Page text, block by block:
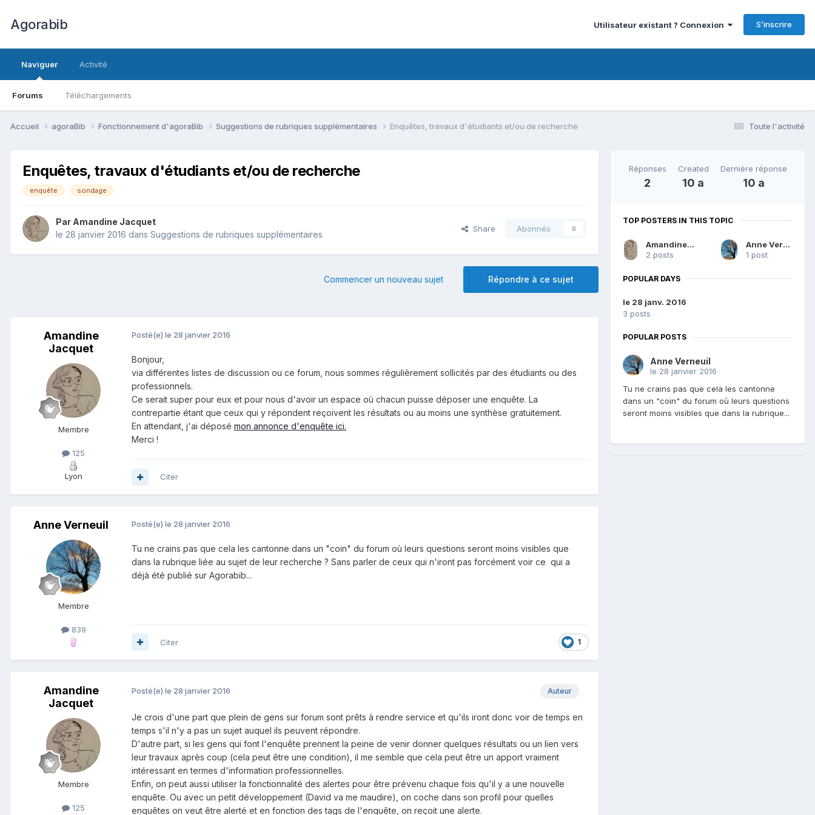
Agorabib Utilisateur existant ? Connexion S’inscrire
Naviguer
Forums Téléchargements
Activité
Toute l'activité
Accueil agoraBib Fonctionnement d'agoraBib Suggestions de rubriques supplémentaires Enquêtes, travaux d'étudiants et/ou de recherche
Enquêtes, travaux d'étudiants et/ou de recherche
enquête sondage
Par Amandine Jacquet
le 28 janvier 2016 dans Suggestions de rubriques supplémentaires
Share Abonnés 0
Répondre à ce sujet
Commencer un nouveau sujet
Amandine
Jacquet
Membre
125
Lyon
Posté(e) le 28 janvier 2016
Bonjour,
via différentes listes de discussion ou ce forum, nous sommes régulièrement sollicités par des étudiants ou des
professionnels.
Ce serait super pour eux et pour nous d'avoir un espace où chacun puisse déposer une enquête. La
contrepartie étant que ceux qui y répondent reçoivent les résultats ou au moins une synthèse gratuitement.
En attendant, j'ai déposé mon annonce d'enquête ici.
Merci !
Citer
Anne Verneuil
Membre
839
Posté(e) le 28 janvier 2016
Tu ne crains pas que cela les cantonne dans un "coin" du forum où leurs questions seront moins visibles que
dans la rubrique liée au sujet de leur recherche ? Sans parler de ceux qui n'iront pas forcément voir ce qui a
déjà été publié sur Agorabib...
1
Citer
Amandine
Jacquet
Membre
125
Auteur
Posté(e) le 28 janvier 2016
Je crois d'une part que plein de gens sur forum sont prêts à rendre service et qu'ils iront donc voir de temps en
temps s'il n'y a pas un sujet auquel ils peuvent répondre.
D'autre part, si les gens qui font l'enquête prennent la peine de venir donner quelques résultats ou un lien vers
leur travaux après coup (cela peut être une condition), il me semble que cela peut être un apport vraiment
intéressant en termes d'information professionnelles.
Enfin, on peut aussi utiliser la fonctionnalité des alertes pour être prévenu chaque fois qu'il y a une nouvelle
enquête. Ou avec un petit développement (David va me maudire), on coche dans son profil pour quelles
enquêtes on veut être alerté et en fonction des tags de l'enquête, on reçoit une alerte.
Réponses
2
Created
10 a
Dernière réponse
10 a
TOP POSTERS IN THIS TOPIC
Amandine Jacquet
2 posts
Anne Verneuil
1 post
POPULAR DAYS
le 28 janv. 2016
3 posts
POPULAR POSTS
Anne Verneuil
le 28 janvier 2016
Tu ne crains pas que cela les cantonne
dans un "coin" du forum où leurs questions
seront moins visibles que dans la rubrique...